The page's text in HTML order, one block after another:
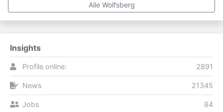
Alle Wolfsberg
Insights
Profile online: 2891
News 21345
Jobs 84